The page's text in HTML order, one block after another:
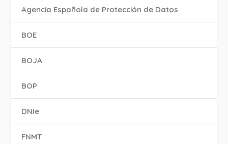
Agencia Española de Protección de Datos
BOE
BOJA
BOP
DNIe
FNMT